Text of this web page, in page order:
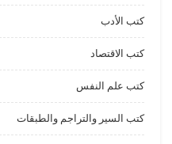
كتب الأدب
كتب الاقتصاد
كتب علم النفس
كتب السير والتراجم والطبقات